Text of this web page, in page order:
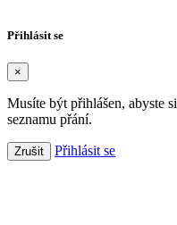
Přihlásit se
×
Musíte být přihlášen, abyste
seznamu přání.
Zrušit Přihlásit se